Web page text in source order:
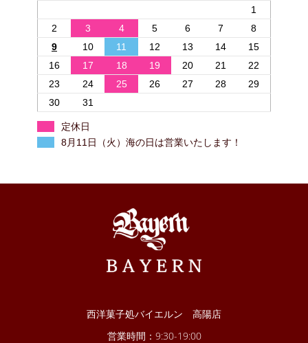
1
2
3 4 5 6 7
8
9
10 11 12 13 14
15
16
17 18 19 20 21
22
23
24 25 26 27 28
29
30
31
定休日
8月11日（火）海の日は営業いたします！
西洋菓子処バイエルン 高陽店
営業時間：9:30-19:00